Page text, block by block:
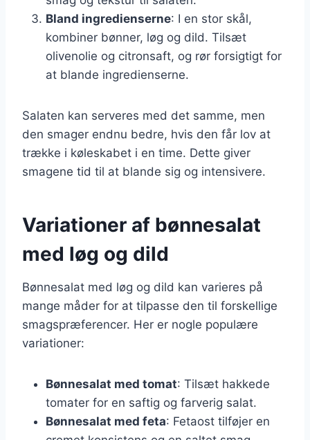
Bland ingredienserne: I en stor skål,
kombiner bønner, løg og dild. Tilsæt
olivenolie og citronsaft, og rør forsigtigt for
at blande ingredienserne.
Salaten kan serveres med det samme, men
den smager endnu bedre, hvis den får lov at
trække i køleskabet i en time. Dette giver
smagene tid til at blande sig og intensivere.
Variationer af bønnesalat
med løg og dild
Bønnesalat med løg og dild kan varieres på
mange måder for at tilpasse den til forskellige
smagspræferencer. Her er nogle populære
variationer:
Bønnesalat med tomat: Tilsæt hakkede
tomater for en saftig og farverig salat.
Bønnesalat med feta: Fetaost tilføjer en